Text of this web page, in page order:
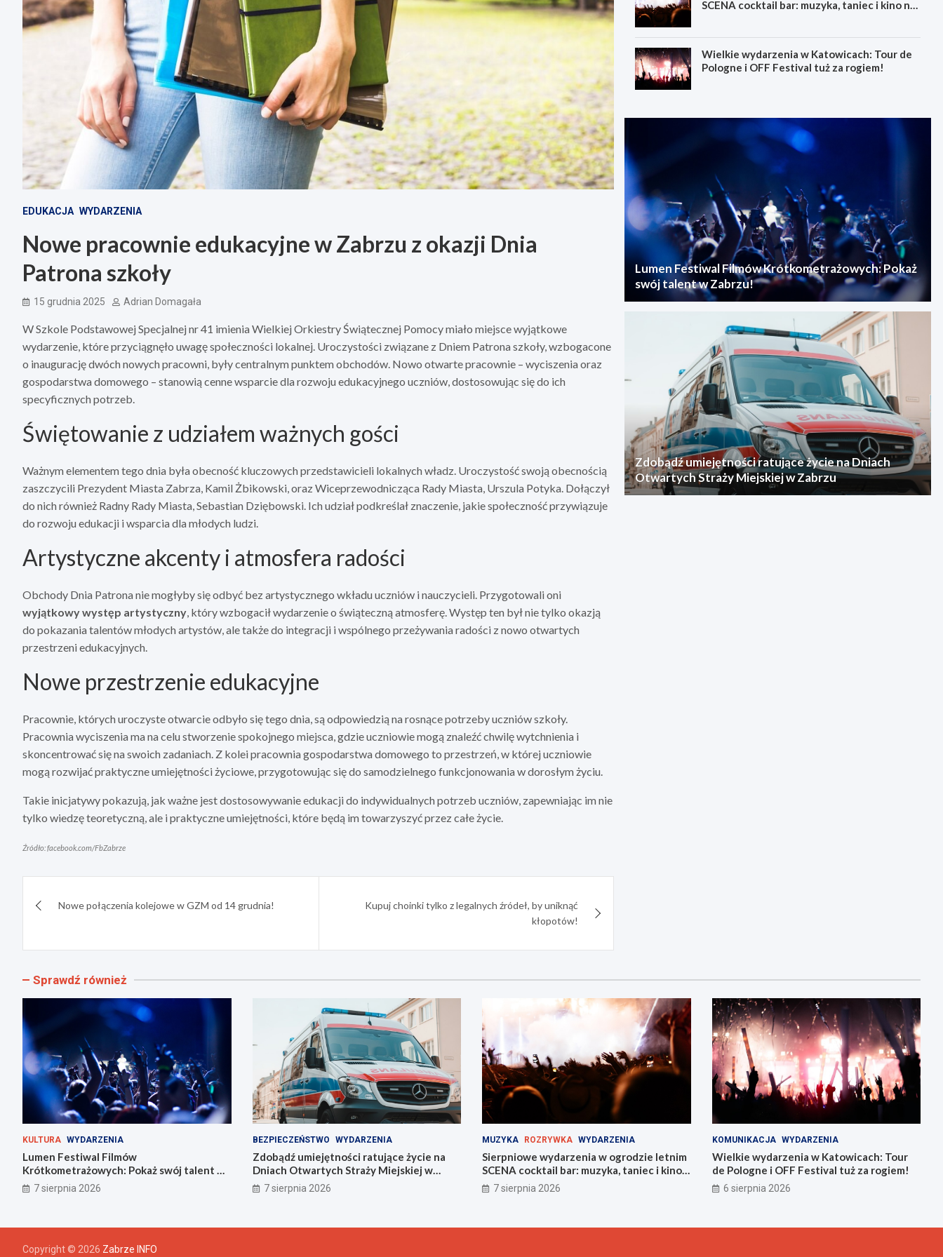
EDUKACJA WYDARZENIA
Nowe pracownie edukacyjne w Zabrzu z okazji Dnia
Patrona szkoły
15 grudnia 2025 Adrian Domagała
W Szkole Podstawowej Specjalnej nr 41 imienia Wielkiej Orkiestry Świątecznej Pomocy miało miejsce wyjątkowe
wydarzenie, które przyciągnęło uwagę społeczności lokalnej. Uroczystości związane z Dniem Patrona szkoły, wzbogacone
o inaugurację dwóch nowych pracowni, były centralnym punktem obchodów. Nowo otwarte pracownie – wyciszenia oraz
gospodarstwa domowego – stanowią cenne wsparcie dla rozwoju edukacyjnego uczniów, dostosowując się do ich
specyficznych potrzeb.
Świętowanie z udziałem ważnych gości
Ważnym elementem tego dnia była obecność kluczowych przedstawicieli lokalnych władz. Uroczystość swoją obecnością
zaszczycili Prezydent Miasta Zabrza, Kamil Żbikowski, oraz Wiceprzewodnicząca Rady Miasta, Urszula Potyka. Dołączył
do nich również Radny Rady Miasta, Sebastian Dziębowski. Ich udział podkreślał znaczenie, jakie społeczność przywiązuje
do rozwoju edukacji i wsparcia dla młodych ludzi.
Artystyczne akcenty i atmosfera radości
Obchody Dnia Patrona nie mogłyby się odbyć bez artystycznego wkładu uczniów i nauczycieli. Przygotowali oni
wyjątkowy występ artystyczny, który wzbogacił wydarzenie o świąteczną atmosferę. Występ ten był nie tylko okazją
do pokazania talentów młodych artystów, ale także do integracji i wspólnego przeżywania radości z nowo otwartych
przestrzeni edukacyjnych.
Nowe przestrzenie edukacyjne
Pracownie, których uroczyste otwarcie odbyło się tego dnia, są odpowiedzią na rosnące potrzeby uczniów szkoły.
Pracownia wyciszenia ma na celu stworzenie spokojnego miejsca, gdzie uczniowie mogą znaleźć chwilę wytchnienia i
skoncentrować się na swoich zadaniach. Z kolei pracownia gospodarstwa domowego to przestrzeń, w której uczniowie
mogą rozwijać praktyczne umiejętności życiowe, przygotowując się do samodzielnego funkcjonowania w dorosłym życiu.
Takie inicjatywy pokazują, jak ważne jest dostosowywanie edukacji do indywidualnych potrzeb uczniów, zapewniając im nie
tylko wiedzę teoretyczną, ale i praktyczne umiejętności, które będą im towarzyszyć przez całe życie.
Źródło: facebook.com/FbZabrze
wpisuNowe połączenia kolejowe w GZM od 14 grudnia!
Kupuj choinki tylko z legalnych źródeł, by uniknąć
kłopotów!
SCENA cocktail bar: muzyka, taniec i kino na
Wielkie wydarzenia w Katowicach: Tour de
Pologne i OFF Festival tuż za rogiem!
Lumen Festiwal Filmów Krótkometrażowych: Pokaż
swój talent w Zabrzu!
Zdobądź umiejętności ratujące życie na Dniach
Otwartych Straży Miejskiej w Zabrzu
Sprawdź również
KULTURA WYDARZENIA
Lumen Festiwal Filmów
Krótkometrażowych: Pokaż swój talent w
Zabrzu!
7 sierpnia 2026
BEZPIECZEŃSTWO WYDARZENIA
Zdobądź umiejętności ratujące życie na
Dniach Otwartych Straży Miejskiej w
Zabrzu
7 sierpnia 2026
MUZYKA ROZRYWKA WYDARZENIA
Sierpniowe wydarzenia w ogrodzie letnim
SCENA cocktail bar: muzyka, taniec i kino
na świeżym powietrzu
7 sierpnia 2026
KOMUNIKACJA WYDARZENIA
Wielkie wydarzenia w Katowicach: Tour
de Pologne i OFF Festival tuż za rogiem!
6 sierpnia 2026
Copyright © 2026 Zabrze INFO